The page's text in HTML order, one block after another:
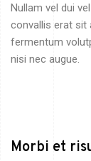
Nullam vel dui
convallis erat sit
fermentum
nisi nec augue.
Morbi et